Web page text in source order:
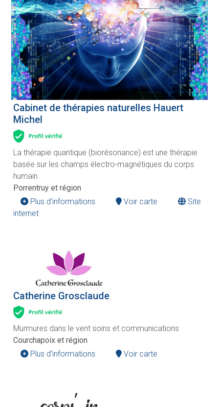
Cabinet de thérapies naturelles Hauert
Michel
La thérapie quantique (biorésonance) est une thérapie
basée sur les champs électro-magnétiques du corps
humain.
Porrentruy et région
Plus d'informations
Voir carte
Site
internet
Catherine Grosclaude
Murmures dans le vent soins et communications
Courchapoix et région
Plus d'informations
Voir carte